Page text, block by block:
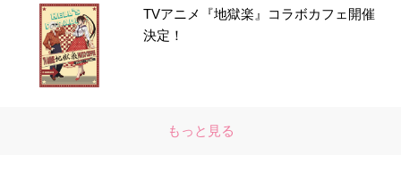
TVアニメ『地獄楽』コラボカフェ開催
決定！
もっと見る